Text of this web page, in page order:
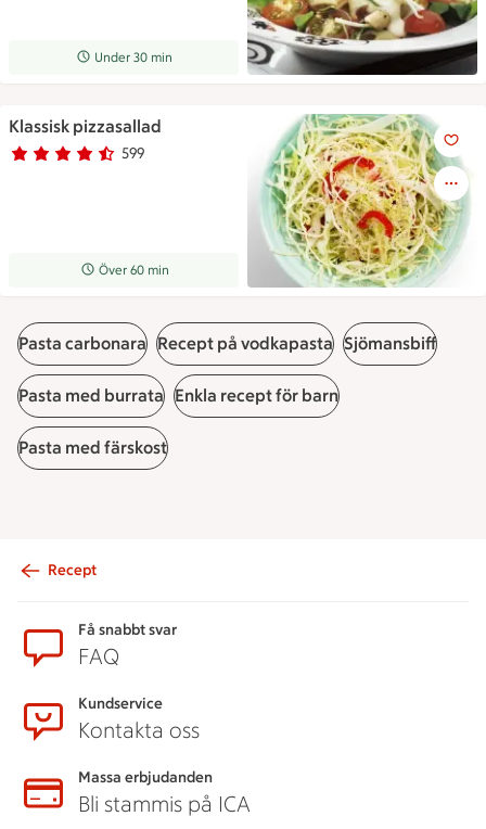
Receptet tar Under 30 min att tillaga
Under 30 min
Klassisk pizzasallad
Betyg 4.3 av 5. 599
599 personer har röstat
Receptet tar Över 60 min att tillaga
Över 60 min
Klassisk pizzasallad
Pasta carbonara Recept på vodkapasta Sjömansbiff
Pasta med burrata Enkla recept för barn
Pasta med färskost
Recept
Få snabbt svar
FAQ
Kundservice
Kontakta oss
Massa erbjudanden
Bli stammis på ICA